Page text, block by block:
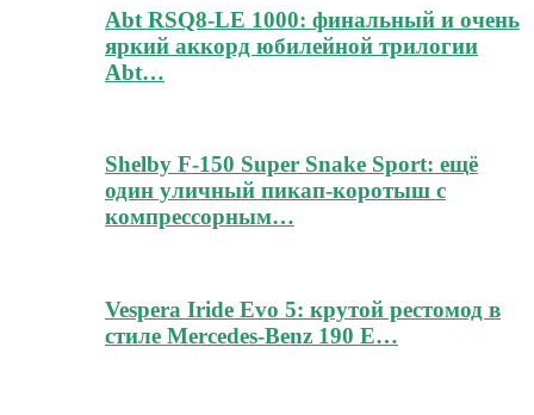
Abt RSQ8-LE 1000: финальный и очень
яркий аккорд юбилейной трилогии
Abt…
Shelby F-150 Super Snake Sport: ещё
один уличный пикап-коротыш с
компрессорным…
Vespera Iride Evo 5: крутой рестомод в
стиле Mercedes-Benz 190 E…